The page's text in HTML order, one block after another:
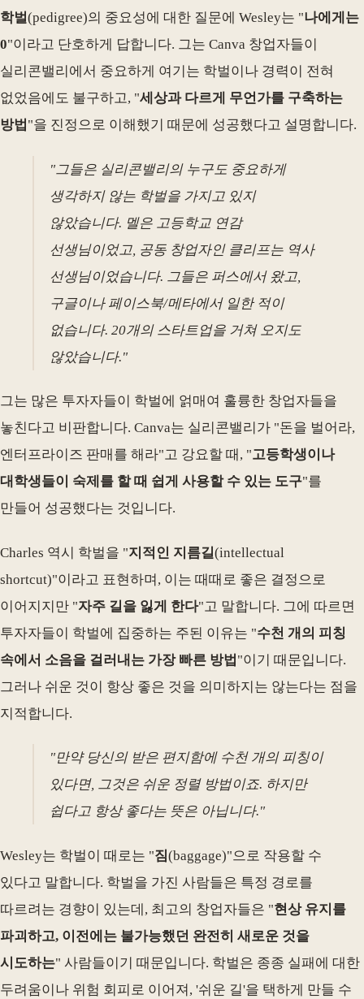
학벌(pedigree)의 중요성에 대한 질문에 Wesley는 "나에게는
0"이라고 단호하게 답합니다. 그는 Canva 창업자들이
실리콘밸리에서 중요하게 여기는 학벌이나 경력이 전혀
없었음에도 불구하고, "세상과 다르게 무언가를 구축하는
방법 "을 진정으로 이해했기 때문에 성공했다고 설명합니다.
"그들은 실리콘밸리의 누구도 중요하게
생각하지 않는 학벌을 가지고 있지
않았습니다. 멜은 고등학교 연감
선생님이었고, 공동 창업자인 클리프는 역사
선생님이었습니다. 그들은 퍼스에서 왔고,
구글이나 페이스북/메타에서 일한 적이
없습니다. 20개의 스타트업을 거쳐 오지도
않았습니다."
그는 많은 투자자들이 학벌에 얽매여 훌륭한 창업자들을
놓친다고 비판합니다. Canva는 실리콘밸리가 "돈을 벌어라,
엔터프라이즈 판매를 해라"고 강요할 때, "고등학생이나
대학생들이 숙제를 할 때 쉽게 사용할 수 있는 도구"를
만들어 성공했다는 것입니다.
Charles 역시 학벌을 "지적인 지름길(intellectual
shortcut)"이라고 표현하며, 이는 때때로 좋은 결정으로
이어지지만 "자주 길을 잃게 한다"고 말합니다. 그에 따르면
투자자들이 학벌에 집중하는 주된 이유는 "수천 개의 피칭
속에서 소음을 걸러내는 가장 빠른 방법 "이기 때문입니다.
그러나 쉬운 것이 항상 좋은 것을 의미하지는 않는다는 점을
지적합니다.
"만약 당신의 받은 편지함에 수천 개의 피칭이
있다면, 그것은 쉬운 정렬 방법이죠. 하지만
쉽다고 항상 좋다는 뜻은 아닙니다."
Wesley는 학벌이 때로는 "짐(baggage)"으로 작용할 수
있다고 말합니다. 학벌을 가진 사람들은 특정 경로를
따르려는 경향이 있는데, 최고의 창업자들은 "현상 유지를
파괴하고, 이전에는 불가능했던 완전히 새로운 것을
시도하는" 사람들이기 때문입니다. 학벌은 종종 실패에 대한
두려움이나 위험 회피로 이어져, '쉬운 길'을 택하게 만들 수